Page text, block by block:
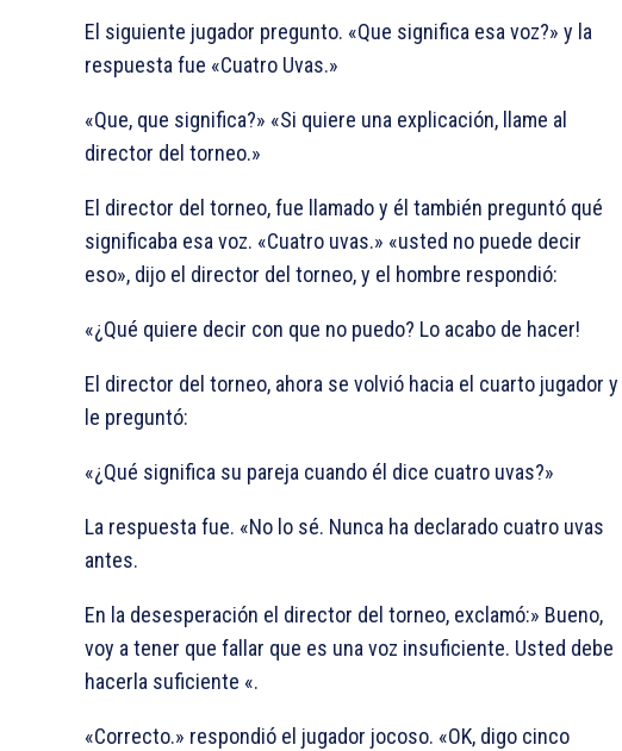
El siguiente jugador pregunto. «Que significa esa voz?» y la
respuesta fue «Cuatro Uvas.»
«Que, que significa?» «Si quiere una explicación, llame al
director del torneo.»
El director del torneo, fue llamado y él también preguntó qué
significaba esa voz. «Cuatro uvas.» «usted no puede decir
eso», dijo el director del torneo, y el hombre respondió:
«¿Qué quiere decir con que no puedo? Lo acabo de hacer!
El director del torneo, ahora se volvió hacia el cuarto jugador y
le preguntó:
«¿Qué significa su pareja cuando él dice cuatro uvas?»
La respuesta fue. «No lo sé. Nunca ha declarado cuatro uvas
antes.
En la desesperación el director del torneo, exclamó:» Bueno,
voy a tener que fallar que es una voz insuficiente. Usted debe
hacerla suficiente «.
«Correcto.» respondió el jugador jocoso. «OK, digo cinco